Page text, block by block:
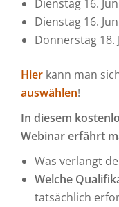
Dienstag 16.
Dienstag 16.
Donnerstag 18.
Hier kann man
auswählen!
In diesem
Webinar erfährt
Was verlangt
Welche
tatsächlich